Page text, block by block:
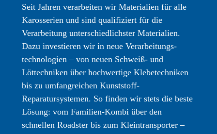
Seit Jahren verarbeiten wir Materialien für alle
Karosserien und sind qualifiziert für die
Verarbeitung unterschied­lichster Materialien.
Dazu investieren wir in neue Verarbeitungs­
technologien – von neuen Schweiß- und
Löttechniken über hochwertige Klebetechniken
bis zu umfang­reichen Kunststoff-
Reparatursystemen. So finden wir stets die beste
Lösung: vom Familien-Kombi über den
schnellen Roadster bis zum Klein­transporter –